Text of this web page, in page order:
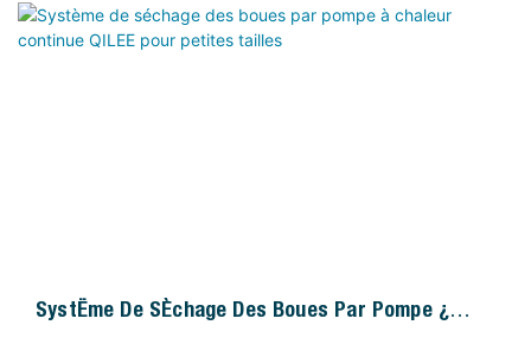
Système De Séchage Des Boues Par Pompe À